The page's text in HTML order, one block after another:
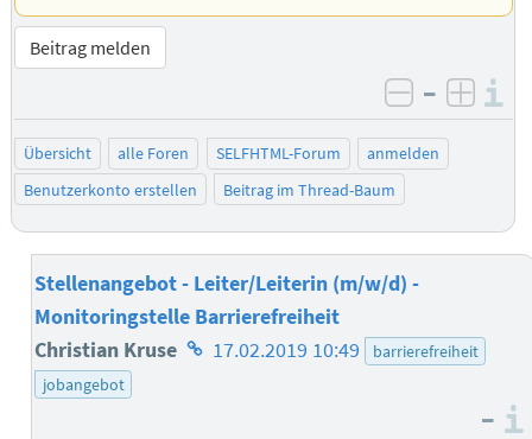
Beitrag melden
negativ
–
Übersicht alle Foren SELFHTML-Forum
anmelden
Benutzerkonto erstellen
Beitrag im Thread-Baum
Stellenangebot - Leiter/Leiterin (m/w/d) -
Monitoringstelle Barrierefreiheit
Christian Kruse Homepage
17.02.2019 10:49
barrierefreiheit
jobangebot
–